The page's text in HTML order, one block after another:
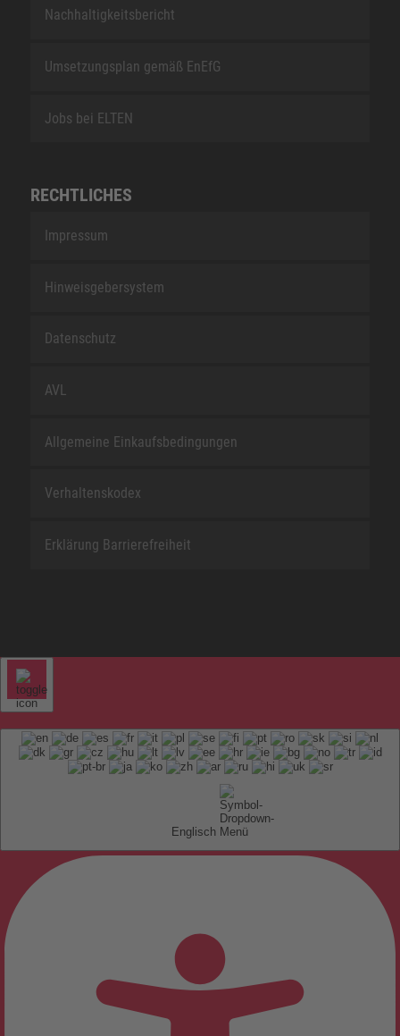
Nachhaltigkeitsbericht
Umsetzungsplan gemäß EnEfG
Jobs bei ELTEN
RECHTLICHES
Impressum
Hinweisgebersystem
Datenschutz
AVL
Allgemeine Einkaufsbedingungen
Verhaltenskodex
Erklärung Barrierefreiheit
Englisch